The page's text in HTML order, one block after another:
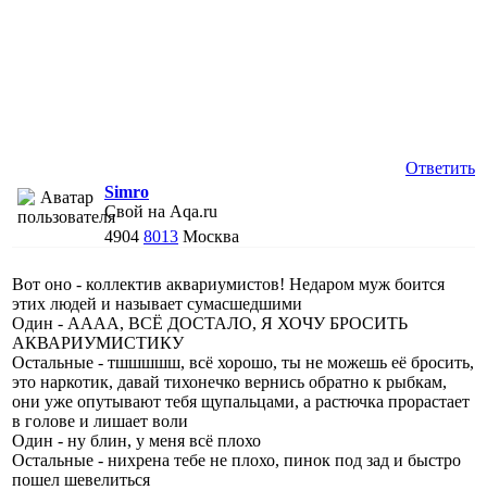
Ответить
Simro
Свой на Aqa.ru
4904 8013 Москва
Вот оно - коллектив аквариумистов! Недаром муж боится
этих людей и называет сумасшедшими
Один - АААА, ВСЁ ДОСТАЛО, Я ХОЧУ БРОСИТЬ
АКВАРИУМИСТИКУ
Остальные - тшшшшш, всё хорошо, ты не можешь её бросить,
это наркотик, давай тихонечко вернись обратно к рыбкам,
они уже опутывают тебя щупальцами, а растючка прорастает
в голове и лишает воли
Один - ну блин, у меня всё плохо
Остальные - нихрена тебе не плохо, пинок под зад и быстро
пошел шевелиться